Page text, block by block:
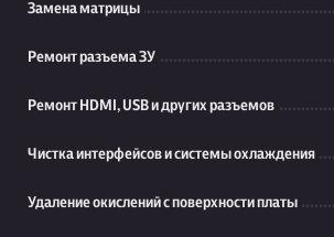
Замена матрицы
Ремонт разъема ЗУ
Ремонт HDMI, USB и других разъемов
Чистка интерфейсов и системы охлаждения
Удаление окислений с поверхности платы